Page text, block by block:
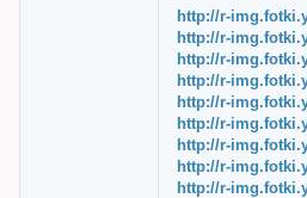
http://r-
http://r-
http://r-
http://r-
http://r-
http://r-
http://r-
http://r-
http://r-